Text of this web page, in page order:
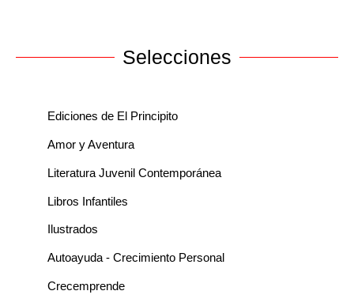
Selecciones
Ediciones de El Principito
Amor y Aventura
Literatura Juvenil Contemporánea
Libros Infantiles
Ilustrados
Autoayuda - Crecimiento Personal
Crecemprende